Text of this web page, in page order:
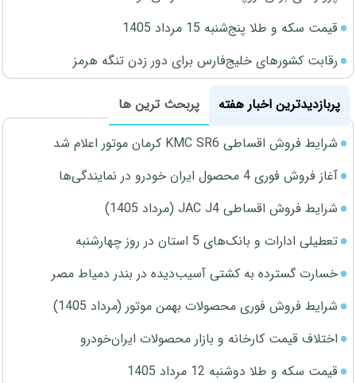
قیمت سکه و طلا پنج‌شنبه 15 مرداد 1405
رقابت کشورهای خلیج‌فارس برای دور زدن تنگه هرمز
پربازدیدترین اخبار هفته
پربحث ترین ها
شرایط فروش اقساطی KMC SR6 کرمان موتور اعلام شد
آغاز فروش فوری 4 محصول ایران خودرو در نمایندگی‌ها
شرایط فروش اقساطی JAC J4 (مرداد 1405)
تعطیلی ادارات و بانک‌های 5 استان در روز چهارشنبه
خسارت گسترده به کشتی آسیب‌دیده در بندر دمیاط مصر
شرایط فروش فوری محصولات بهمن موتور (مرداد 1405)
اختلاف قیمت کارخانه و بازار محصولات ایران‌خودرو
قیمت سکه و طلا دوشنبه 12 مرداد 1405